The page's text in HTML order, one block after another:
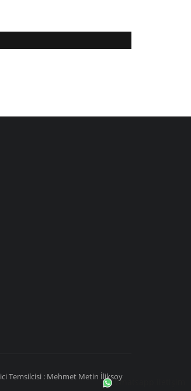
Whatsapp iletişim
Temsilcisi : Mehmet Metin İliksoy